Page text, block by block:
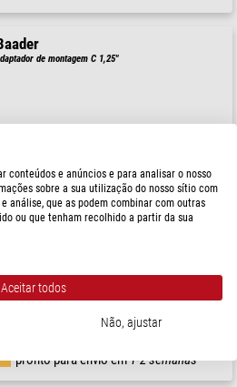
de montagem C 1,25"
pronto para envio em24 hrs
pronto para envio em1-2 semanas
conteúdos e anúncios e para analisar o nosso
sobre a sua utilização do nosso sítio com
análise, que as podem combinar com outras
ou que tenham recolhido a partir da sua
Aceitar todos
Não, ajustar